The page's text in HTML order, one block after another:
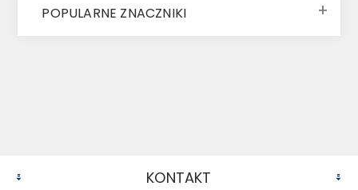
POPULARNE ZNACZNIKI
KONTAKT